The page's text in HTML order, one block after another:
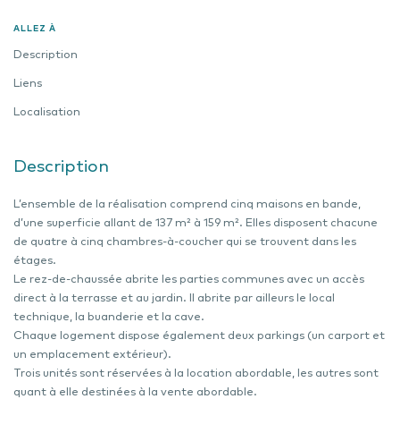
ALLEZ À
Description
Liens
Localisation
Description
L’ensemble de la réalisation comprend cinq maisons en bande,
d’une superficie allant de 137 m² à 159 m². Elles disposent chacune
de quatre à cinq chambres-à-coucher qui se trouvent dans les
étages.
Le rez-de-chaussée abrite les parties communes avec un accès
direct à la terrasse et au jardin. Il abrite par ailleurs le local
technique, la buanderie et la cave.
Chaque logement dispose également deux parkings (un carport et
un emplacement extérieur).
Trois unités sont réservées à la location abordable, les autres sont
quant à elle destinées à la vente abordable.